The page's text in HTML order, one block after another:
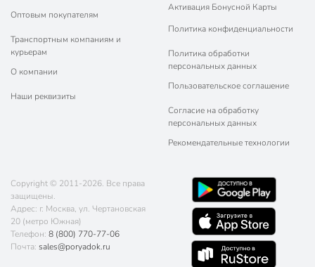
Оптовым покупателям
Транспортным компаниям и
курьерам
О компании
Наши реквизиты
Активация Бонусной Карты
Политика конфиденциальности
Политика обработки
персональных данных
Пользовательское соглашение
Согласие на обработку
персональных данных
Рекомендательные технологии
Copyright © 2011-2026. Все права
защищены.
Адрес: г. Москва, ул. Чертановская
20 (метро Южная)
Телефон: 8 (800) 770-77-06
Почта: sales@poryadok.ru